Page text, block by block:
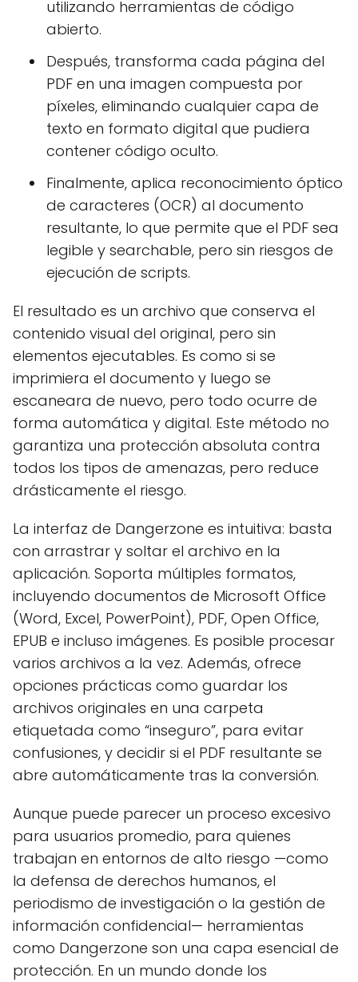
utilizando herramientas de código
abierto.
Después, transforma cada página del
PDF en una imagen compuesta por
píxeles, eliminando cualquier capa de
texto en formato digital que pudiera
contener código oculto.
Finalmente, aplica reconocimiento óptico
de caracteres (OCR) al documento
resultante, lo que permite que el PDF sea
legible y searchable, pero sin riesgos de
ejecución de scripts.
El resultado es un archivo que conserva el
contenido visual del original, pero sin
elementos ejecutables. Es como si se
imprimiera el documento y luego se
escaneara de nuevo, pero todo ocurre de
forma automática y digital. Este método no
garantiza una protección absoluta contra
todos los tipos de amenazas, pero reduce
drásticamente el riesgo.
La interfaz de Dangerzone es intuitiva: basta
con arrastrar y soltar el archivo en la
aplicación. Soporta múltiples formatos,
incluyendo documentos de Microsoft Office
(Word, Excel, PowerPoint), PDF, Open Office,
EPUB e incluso imágenes. Es posible procesar
varios archivos a la vez. Además, ofrece
opciones prácticas como guardar los
archivos originales en una carpeta
etiquetada como “inseguro”, para evitar
confusiones, y decidir si el PDF resultante se
abre automáticamente tras la conversión.
Aunque puede parecer un proceso excesivo
para usuarios promedio, para quienes
trabajan en entornos de alto riesgo —como
la defensa de derechos humanos, el
periodismo de investigación o la gestión de
información confidencial— herramientas
como Dangerzone son una capa esencial de
protección. En un mundo donde los